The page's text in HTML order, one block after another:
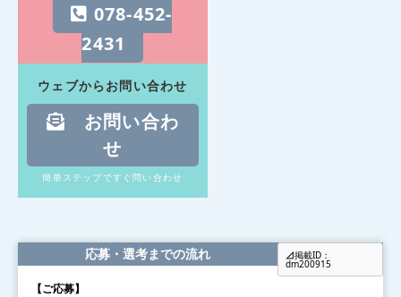
078-452-
2431
す。
ウェブからお問い合わせ
お問い合わ
せ
簡単ステップですぐ問い合わせ
掲載ID：
dm200915
応募・選考までの流れ
【ご応募】